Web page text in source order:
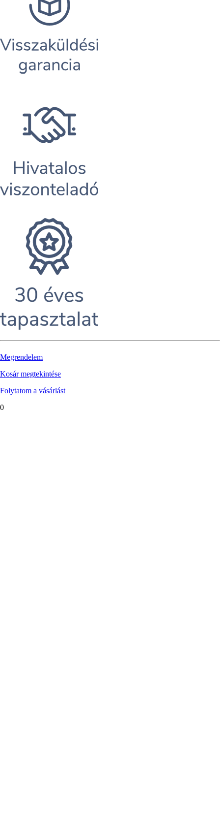
Megrendelem
Kosár megtekintése
Folytatom a vásárlást
0